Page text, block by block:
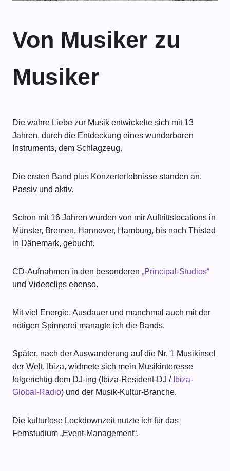
Von Musiker zu
Musiker
Die wahre Liebe zur Musik entwickelte sich mit 13
Jahren, durch die Entdeckung eines wunderbaren
Instruments, dem Schlagzeug.
Die ersten Band plus Konzerterlebnisse standen an.
Passiv und aktiv.
Schon mit 16 Jahren wurden von mir Auftrittslocations in
Münster, Bremen, Hannover, Hamburg, bis nach Thisted
in Dänemark, gebucht.
CD-Aufnahmen in den besonderen „Principal-Studios“
und Videoclips ebenso.
Mit viel Energie, Ausdauer und manchmal auch mit der
nötigen Spinnerei managte ich die Bands.
Später, nach der Auswanderung auf die Nr. 1 Musikinsel
der Welt, Ibiza, widmete sich mein Musikinteresse
folgerichtig dem DJ-ing (Ibiza-Resident-DJ / Ibiza-
Global-Radio) und der Musik-Kultur-Branche.
Die kulturlose Lockdownzeit nutzte ich für das
Fernstudium „Event-Management“.